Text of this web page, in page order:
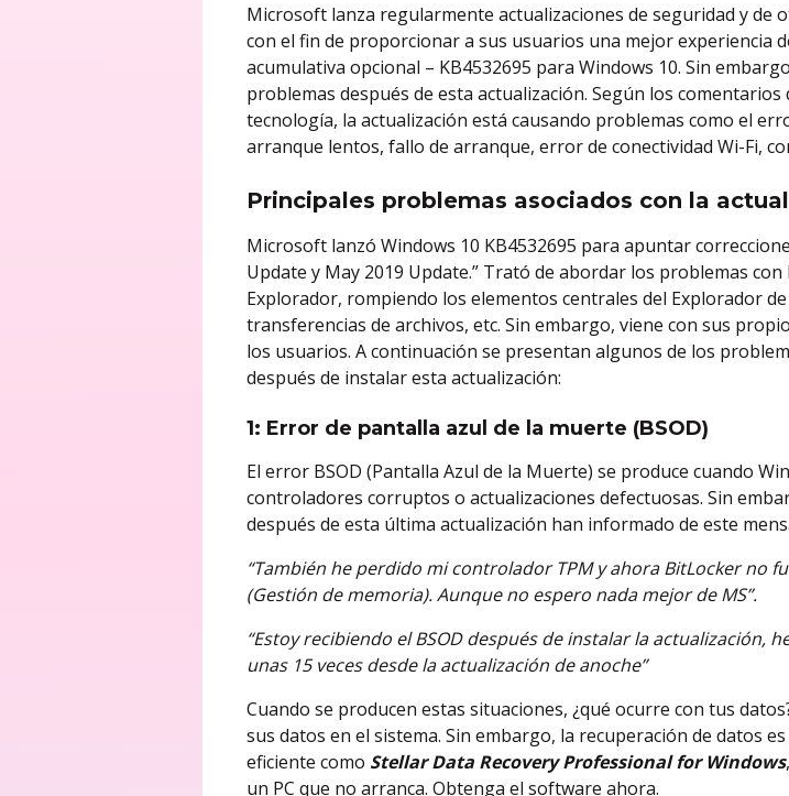
Microsoft lanza regularmente actualizaciones de seguridad y
con el fin de proporcionar a sus usuarios una mejor experiencia
acumulativa opcional – KB4532695 para Windows 10. Sin
problemas después de esta actualización. Según los
tecnología, la actualización está causando problemas como el
arranque lentos, fallo de arranque, error de conectividad Wi-Fi,
Principales problemas asociados con la
Microsoft lanzó Windows 10 KB4532695 para apuntar
Update y May 2019 Update.” Trató de abordar los problemas
Explorador, rompiendo los elementos centrales del Explorador
transferencias de archivos, etc. Sin embargo, viene con sus
los usuarios. A continuación se presentan algunos de los
después de instalar esta actualización:
1: Error de pantalla azul de la muerte (BSOD)
El error BSOD (Pantalla Azul de la Muerte) se produce cuando
controladores corruptos o actualizaciones defectuosas. Sin
después de esta última actualización han informado de este
“También he perdido mi controlador TPM y ahora BitLocker no
(Gestión de memoria). Aunque no espero nada mejor de MS”.
“Estoy recibiendo el BSOD después de instalar la actualización,
unas 15 veces desde la actualización de anoche”
Cuando se producen estas situaciones, ¿qué ocurre con tus
sus datos en el sistema. Sin embargo, la recuperación de datos
eficiente como Stellar Data Recovery Professional for Windows
un PC que no arranca. Obtenga el software ahora.